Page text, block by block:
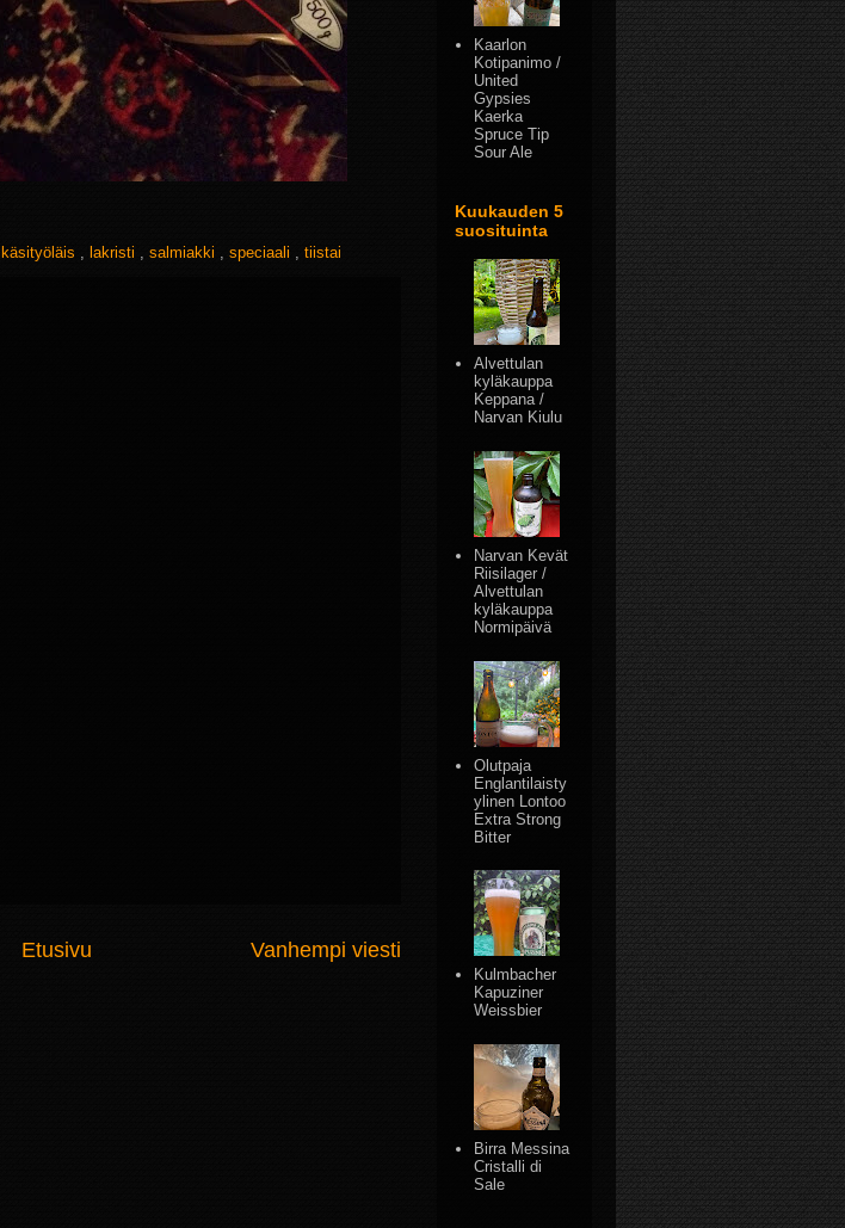
käsityöläis lakristi salmiakki speciaali tiistai
Vanhempi viesti
Etusivu
Kaarlon
Kotipanimo /
United
Gypsies
Kaerka
Spruce Tip
Sour Ale
Kuukauden 5
suosituinta
Alvettulan
kyläkauppa
Keppana /
Narvan Kiulu
Narvan Kevät
Riisilager /
Alvettulan
kyläkauppa
Normipäivä
Olutpaja
Englantilaisty
ylinen Lontoo
Extra Strong
Bitter
Kulmbacher
Kapuziner
Weissbier
Birra Messina
Cristalli di
Sale